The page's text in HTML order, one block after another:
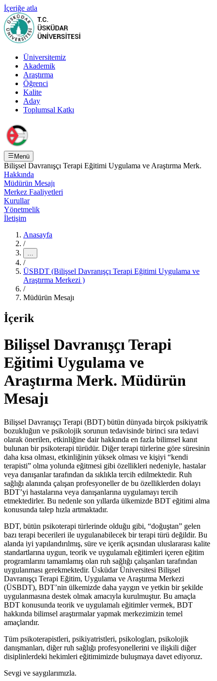
İçeriğe atla
Üniversitemiz
Akademik
Araştırma
Öğrenci
Kalite
Aday
Toplumsal Katkı
Menü
Bilişsel Davranışçı Terapi Eğitimi Uygulama ve Araştırma Merk.
Hakkında
Müdürün Mesajı
Merkez Faaliyetleri
Kurullar
Yönetmelik
İletişim
Anasayfa
/
…
/
ÜSBDT (Bilişsel Davranışçı Terapi Eğitimi Uygulama ve
Araştırma Merkezi )
/
Müdürün Mesajı
İçerik
Bilişsel Davranışçı Terapi
Eğitimi Uygulama ve
Araştırma Merk. Müdürün
Mesajı
Bilişsel Davranışçı Terapi (BDT) bütün dünyada birçok psikiyatrik
bozukluğun ve psikolojik sorunun tedavisinde birinci sıra tedavi
olarak önerilen, etkinliğine dair hakkında en fazla bilimsel kanıt
bulunan bir psikoterapi türüdür. Diğer terapi türlerine göre süresinin
daha kısa olması, etkinliğinin yüksek olması ve kişiyi “kendi
terapisti” olma yolunda eğitmesi gibi özellikleri nedeniyle, hastalar
veya danışanlar tarafından da sıklıkla tercih edilmektedir. Ruh
sağlığı alanında çalışan profesyoneller de bu özelliklerden dolayı
BDT’yi hastalarına veya danışanlarına uygulamayı tercih
etmektedirler. Bu nedenle son yıllarda ülkemizde BDT eğitimi alma
konusunda talep hızla artmaktadır.
BDT, bütün psikoterapi türlerinde olduğu gibi, “doğuştan” gelen
bazı terapi becerileri ile uygulanabilecek bir terapi türü değildir. Bu
alanda iyi yapılandırılmış, süre ve içerik açısından uluslararası kalite
standartlarına uygun, teorik ve uygulamalı eğitimleri içeren eğitim
programlarını tamamlamış olan ruh sağlığı çalışanları tarafından
uygulanması gerekmektedir. Üsküdar Üniversitesi Bilişsel
Davranışçı Terapi Eğitim, Uygulama ve Araştırma Merkezi
(ÜSBDT), BDT’nin ülkemizde daha yaygın ve yetkin bir şekilde
uygulanmasına destek olmak amacıyla kurulmuştur. Bu amaçla
BDT konusunda teorik ve uygulamalı eğitimler vermek, BDT
hakkında bilimsel araştırmalar yapmak merkezimizin temel
amaçlarıdır.
Tüm psikoterapistleri, psikiyatristleri, psikologları, psikolojik
danışmanları, diğer ruh sağlığı profesyonellerini ve ilişkili diğer
disiplinlerdeki hekimleri eğitimimizde buluşmaya davet ediyoruz.
Sevgi ve saygılarımızla.